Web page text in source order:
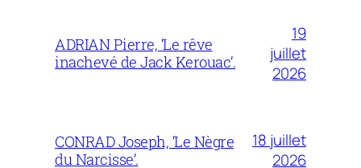
ADRIAN Pierre, ‘Le rêve
inachevé de Jack Kerouac’.
19
juillet
2026
CONRAD Joseph, ‘Le Nègre
du Narcisse’.
18 juillet
2026